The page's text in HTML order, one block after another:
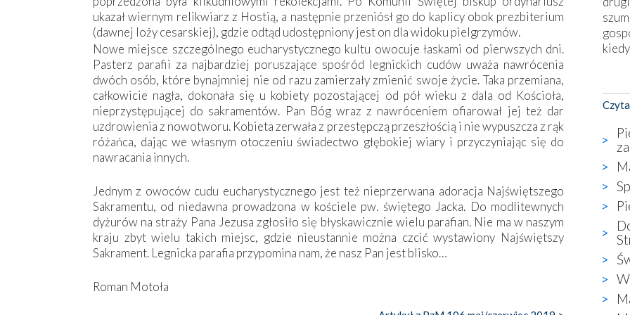
ukazał wiernym relikwiarz z Hostią, a następnie przeniósł go do kaplicy obok prezbiterium
(dawnej loży cesarskiej), gdzie odtąd udostępniony jest on dla widoku pielgrzymów.
Nowe miejsce szczególnego eucharystycznego kultu owocuje łaskami od pierwszych dni.
Pasterz parafii za najbardziej poruszające spośród legnickich cudów uważa nawrócenia
dwóch osób, które bynajmniej nie od razu zamierzały zmienić swoje życie. Taka przemiana,
całkowicie nagła, dokonała się u kobiety pozostającej od pół wieku z dala od Kościoła,
nieprzystępującej do sakramentów. Pan Bóg wraz z nawróceniem ofiarował jej też dar
uzdrowienia z nowotworu. Kobieta zerwała z przestępczą przeszłością i nie wypuszcza z rąk
różańca, dając we własnym otoczeniu świadectwo głębokiej wiary i przyczyniając się do
nawracania innych.
Jednym z owoców cudu eucharystycznego jest też nieprzerwana adoracja Najświętszego
Sakramentu, od niedawna prowadzona w kościele pw. świętego Jacka. Do modlitewnych
dyżurów na straży Pana Jezusa zgłosiło się błyskawicznie wielu parafian. Nie ma w naszym
kraju zbyt wielu takich miejsc, gdzie nieustannie można czcić wystawiony Najświętszy
Sakrament. Legnicka parafia przypomina nam, że nasz Pan jest blisko…
Roman Motoła
co